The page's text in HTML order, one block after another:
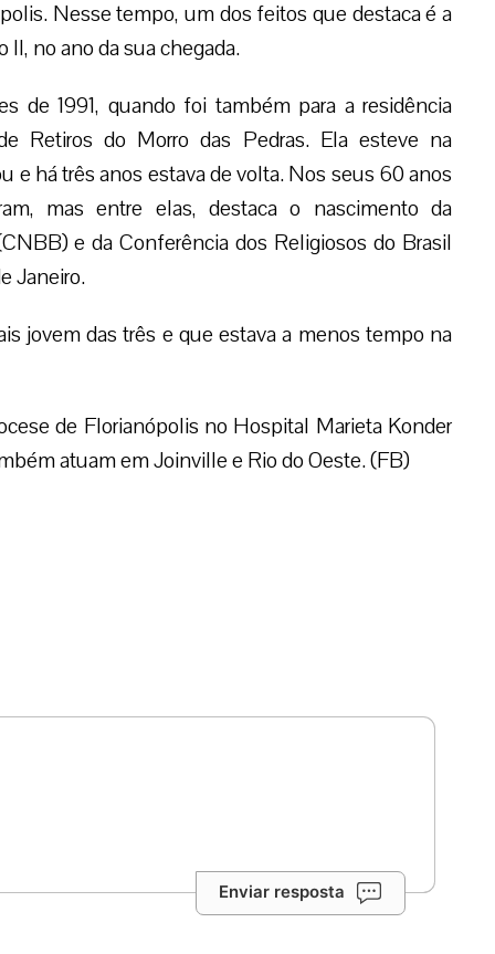
Nesse tempo, um dos feitos que destaca é a
II, no ano da sua chegada.
de 1991, quando foi também para a residência
Retiros do Morro das Pedras. Ela esteve na
e há três anos estava de volta. Nos seus 60 anos
mas entre elas, destaca o nascimento da
e da Conferência dos Religiosos do Brasil
Janeiro.
jovem das três e que estava a menos tempo na
de Florianópolis no Hospital Marieta Konder
atuam em Joinville e Rio do Oeste. (FB)
Enviar resposta